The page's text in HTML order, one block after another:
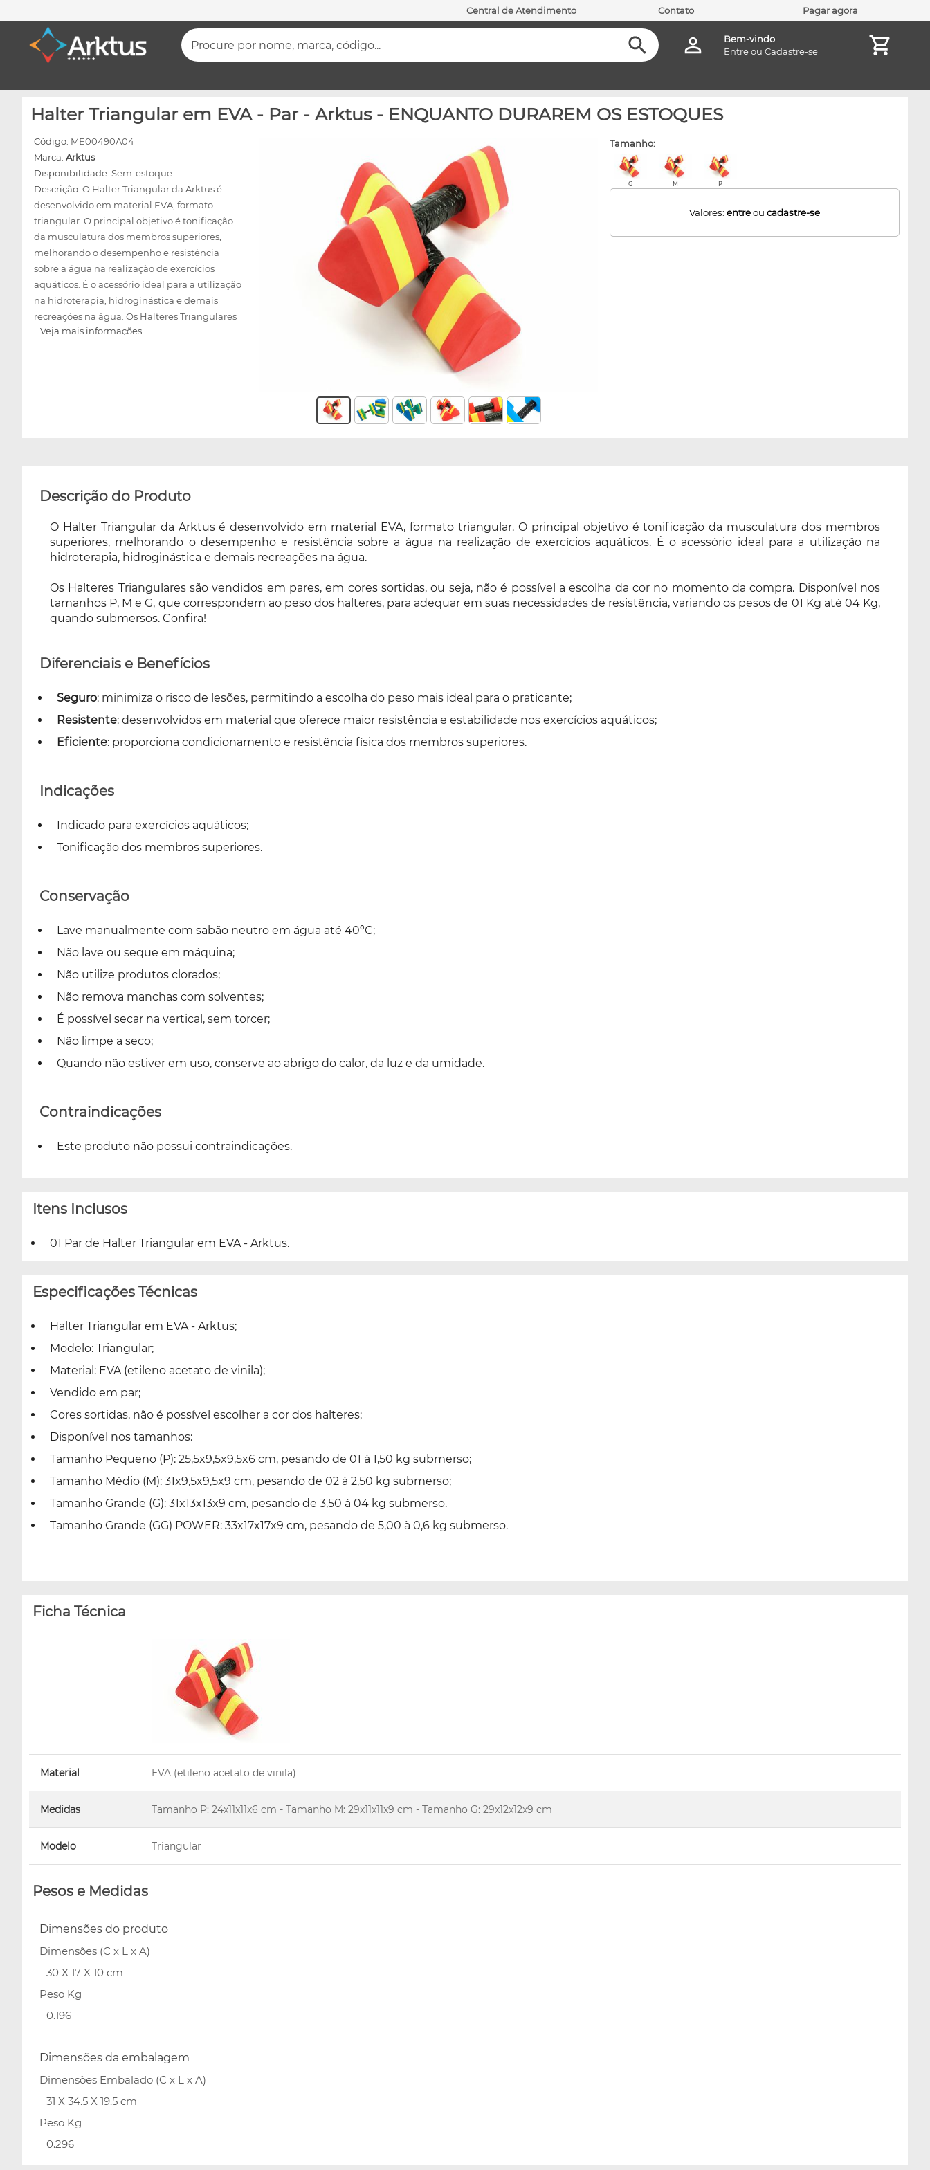
Central de Atendimento Contato Pagar agora
Procure por nome, marca, código...
Bem-vindo
Entreou Cadastre-se
Halter Triangular em EVA - Par - Arktus - ENQUANTO DURAREM OS ESTOQUES
Código: ME00490A04
Marca: Arktus
Disponibilidade: Sem-estoque
Descrição: O Halter Triangular da Arktus é
desenvolvido em material EVA, formato
triangular. O principal objetivo é tonificação
da musculatura dos membros superiores,
melhorando o desempenho e resistência
sobre a água na realização de exercícios
aquáticos. É o acessório ideal para a utilização
na hidroterapia, hidroginástica e demais
recreações na água. Os Halteres Triangulares
são vendidos em pares, em cores sortidas, ou
...Veja mais informações
tamanho:
G M P
Valores:entreoucadastre-se
Descrição do Produto
O Halter Triangular da Arktus é desenvolvido em material EVA, formato triangular. O principal objetivo é tonificação da musculatura dos membros
superiores, melhorando o desempenho e resistência sobre a água na realização de exercícios aquáticos. É o acessório ideal para a utilização na
hidroterapia, hidroginástica e demais recreações na água.
Os Halteres Triangulares são vendidos em pares, em cores sortidas, ou seja, não é possível a escolha da cor no momento da compra. Disponível nos
tamanhos P, M e G, que correspondem ao peso dos halteres, para adequar em suas necessidades de resistência, variando os pesos de 01 Kg até 04 Kg,
quando submersos. Confira!
Diferenciais e Benefícios
Seguro: minimiza o risco de lesões, permitindo a escolha do peso mais ideal para o praticante;
Resistente: desenvolvidos em material que oferece maior resistência e estabilidade nos exercícios aquáticos;
Eficiente: proporciona condicionamento e resistência física dos membros superiores.
Indicações
Indicado para exercícios aquáticos;
Tonificação dos membros superiores.
Conservação
Lave manualmente com sabão neutro em água até 40ºC;
Não lave ou seque em máquina;
Não utilize produtos clorados;
Não remova manchas com solventes;
É possível secar na vertical, sem torcer;
Não limpe a seco;
Quando não estiver em uso, conserve ao abrigo do calor, da luz e da umidade.
Contraindicações
Este produto não possui contraindicações.
Itens Inclusos
01 Par de Halter Triangular em EVA - Arktus.
Especificações Técnicas
Halter Triangular em EVA - Arktus;
Modelo: Triangular;
Material: EVA (etileno acetato de vinila);
Vendido em par;
Cores sortidas, não é possível escolher a cor dos halteres;
Disponível nos tamanhos:
Tamanho Pequeno (P): 25,5x9,5x9,5x6 cm, pesando de 01 à 1,50 kg submerso;
Tamanho Médio (M): 31x9,5x9,5x9 cm, pesando de 02 à 2,50 kg submerso;
Tamanho Grande (G): 31x13x13x9 cm, pesando de 3,50 à 04 kg submerso.
Tamanho Grande (GG) POWER: 33x17x17x9 cm, pesando de 5,00 à 0,6 kg submerso.
Ficha Técnica
Material EVA (etileno acetato de vinila)
Medidas Tamanho P: 24x11x11x6 cm - Tamanho M: 29x11x11x9 cm - Tamanho G: 29x12x12x9 cm
Modelo Triangular
Pesos e Medidas
Dimensões do produto
Dimensões (C x L x A)
30 X 17 X 10 cm
Peso Kg
0.196
Dimensões da embalagem
Dimensões Embalado (C x L x A)
31 X 34.5 X 19.5 cm
Peso Kg
0.296